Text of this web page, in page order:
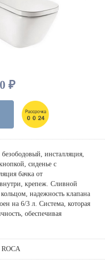
₽
инсталляция,
сиденье с
бачка от
крепеж. Сливной
надежность клапана
на 6/3 л. Система, которая
обеспечивая
ROCA